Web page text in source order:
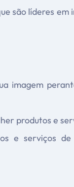
são líderes em
imagem
produtos e
e serviços de